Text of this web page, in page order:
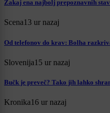
Zakaj ena najbolj prepoznavnih
Scena13 ur nazaj
Od telefonov do krav: Bolha
Slovenija15 ur nazaj
Bučk je preveč? Tako jih lahko
Kronika16 ur nazaj